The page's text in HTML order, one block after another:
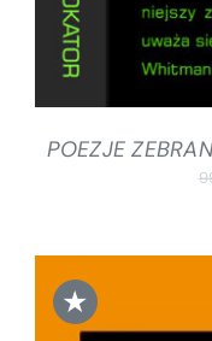
POEZJE
★